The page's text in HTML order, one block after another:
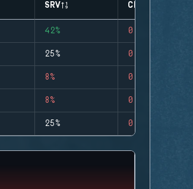
SRV CLUTCHES
42% 0
25% 0
8% 0
8% 0
25% 0